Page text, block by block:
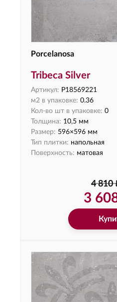
Porcelanosa
Tribeca Silver
Артикул: P18569221
м2 в упаковке: 0.36
Кол-во шт в упаковке: 0
Толщина: 10,5 мм
Размер: 596×596 мм
Тип плитки: напольная
Поверхность: матовая
4 810
3